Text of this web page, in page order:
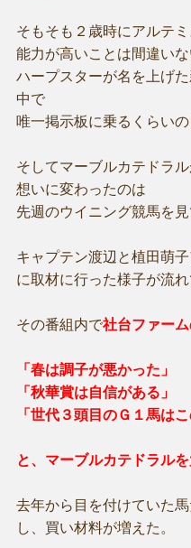
そもそも２歳時にアルテ
能力が高いことは間違いな
ハープスターが名を上げ
中で
唯一掲示板に乗るくらいの
そしてマーブルカテドラ
想いに変わったのは
先週のウイニング競馬を見
キャプテン渡辺と植田萌
に取材に行った様子が流れ
その番組内で社台ファー
「春は調子が悪かった」
「秋華賞は自信がある」
「世代３頭目のＧ１馬はこ
と、マーブルカテドラルを
去年から目を付けていた
し、買い材料が増えた。